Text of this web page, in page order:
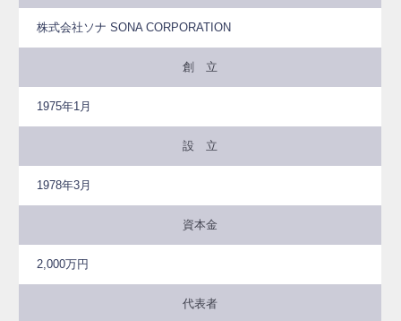
株式会社ソナ SONA CORPORATION
創 立
1975年1月
設 立
1978年3月
資本金
2,000万円
代表者